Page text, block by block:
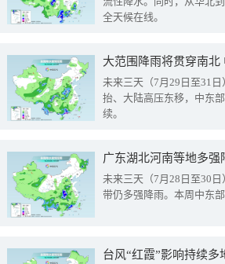
全天候在线。
大范围降雨将贯穿南
未来三天（7月29日至31
抬、大陆高压东移，中东
续。
广东湖北河南等地多
未来三天（7月28日至30
带仍多强降雨。本周中东
台风“红霞”影响持续